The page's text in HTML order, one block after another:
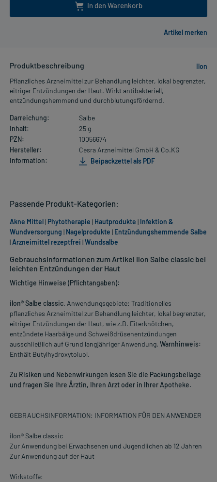
In den Warenkorb
Produktbeschreibung
Ilon
Pflanzliches Arzneimittel zur Behandlung leichter, lokal begrenzter,
eitriger Entzündungen der Haut. Wirkt antibakteriell,
entzündungshemmend und durchblutungsfördernd.
Darreichung:
Salbe
Inhalt:
25 g
PZN:
10056674
Hersteller:
Cesra Arzneimittel GmbH & Co.KG
Information:
Beipackzettel als PDF
Gebrauchsinformationen zum Artikel Ilon Salbe classic bei
leichten Entzündungen der Haut
Wichtige Hinweise (Pflichtangaben):
ilon® Salbe classic. Anwendungsgebiete: Traditionelles
pflanzliches Arzneimittel zur Behandlung leichter, lokal begrenzter,
eitriger Entzündungen der Haut, wie z.B. Eiterknötchen,
entzündete Haarbälge und Schweißdrüsenentzündungen
ausschließlich auf Grund langjähriger Anwendung. Warnhinweis:
Enthält Butylhydroxytoluol.
Zu Risiken und Nebenwirkungen lesen Sie die Packungsbeilage
und fragen Sie Ihre Ärztin, Ihren Arzt oder in Ihrer Apotheke.
GEBRAUCHSINFORMATION: INFORMATION FÜR DEN ANWENDER
ilon® Salbe classic
Zur Anwendung bei Erwachsenen und Jugendlichen ab 12 Jahren
Zur Anwendung auf der Haut
Wirkstoffe:
Passende Produkt-Kategorien:
Akne Mittel| Phytotherapie | Hautprodukte | Infektion &
Wundversorgung | Nagelprodukte | Entzündungshemmende Salbe
|Arzneimittel rezeptfrei |Wundsalbe